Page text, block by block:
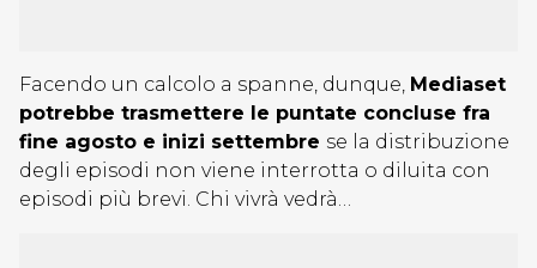
Facendo un calcolo a spanne, dunque, Mediaset
potrebbe trasmettere le puntate concluse fra
fine agosto e inizi settembre se la distribuzione
degli episodi non viene interrotta o diluita con
episodi più brevi. Chi vivrà vedrà…